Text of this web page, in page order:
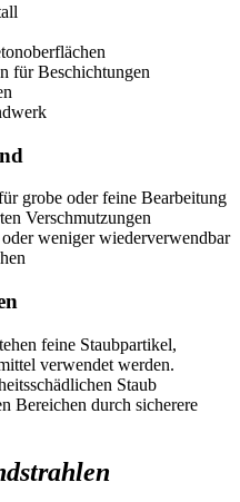
für Beschichtungen
grobe oder feine Bearbeitung
Verschmutzungen
weniger wiederverwendbar
feine Staubpartikel,
verwendet werden.
Staub
Bereichen durch sicherere